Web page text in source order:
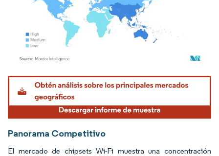
Imagen © Mordor Intelligence. El uso requiere atribución según CC BY 4.0.
Panorama Competitivo
El mercado de chipsets Wi-Fi muestra una concentración